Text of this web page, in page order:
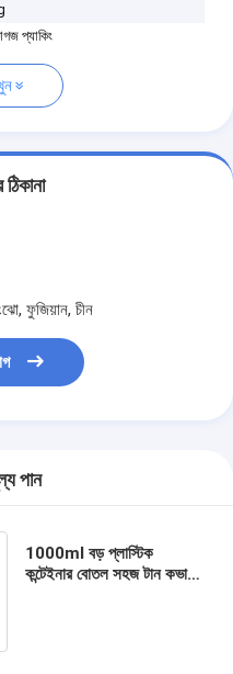
প্যাকিং
ফুজিয়ান, চীন
পান
1000ml বড় প্লাস্টিক
কন্টেইনার বোতল সহজ টান কভার